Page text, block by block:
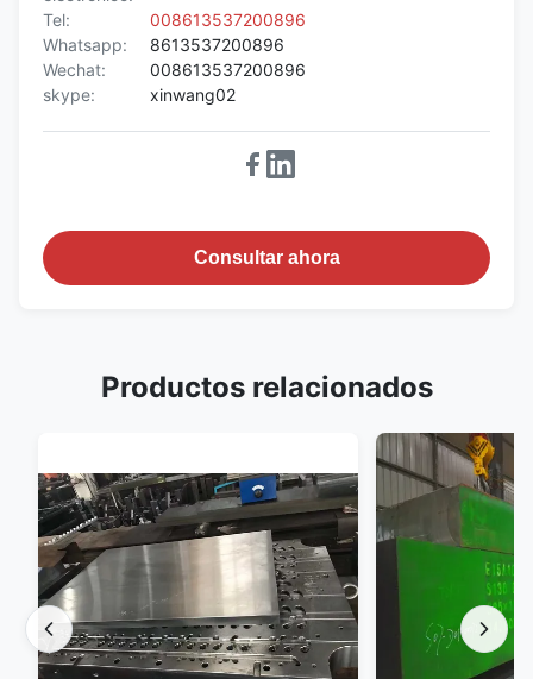
Tel:
008613537200896
Whatsapp:
8613537200896
Wechat:
008613537200896
skype:
xinwang02
Consultar ahora
Productos relacionados